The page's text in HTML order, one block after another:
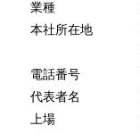
業種
本社所在地
電話番号
代表者名
上場